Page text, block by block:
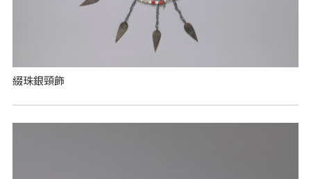
綴珠銀頸飾